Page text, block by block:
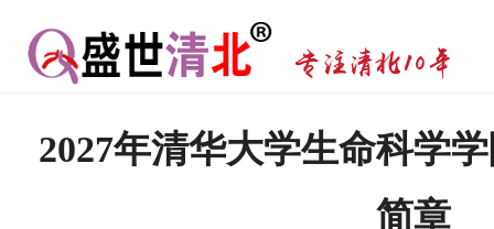
2027年清华大学生命科学
简章